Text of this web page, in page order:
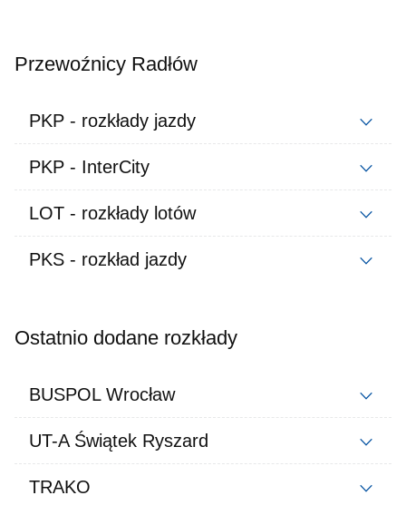
Przewoźnicy Radłów
PKP - rozkłady jazdy
PKP - InterCity
LOT - rozkłady lotów
PKS - rozkład jazdy
Ostatnio dodane rozkłady
BUSPOL Wrocław
UT-A Świątek Ryszard
TRAKO